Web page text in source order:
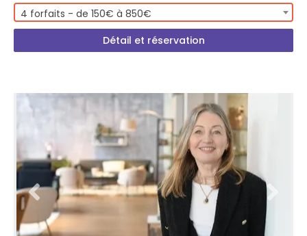
4 forfaits - de 150€ à 850€
Détail et réservation